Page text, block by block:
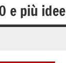
e più idee